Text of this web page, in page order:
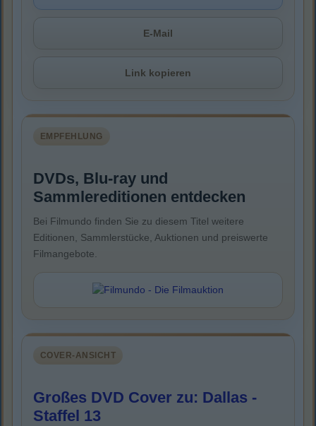
E-Mail
Link kopieren
EMPFEHLUNG
DVDs, Blu-ray und
Sammlereditionen entdecken
Bei Filmundo finden Sie zu diesem Titel weitere
Editionen, Sammlerstücke, Auktionen und preiswerte
Filmangebote.
COVER-ANSICHT
Großes DVD Cover zu: Dallas -
Staffel 13